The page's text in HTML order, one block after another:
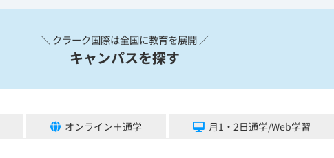
＼ クラーク国際は全国に教育を展開 ／
キャンパスを探す
オンライン＋通学 月1・2日通学/Web学習